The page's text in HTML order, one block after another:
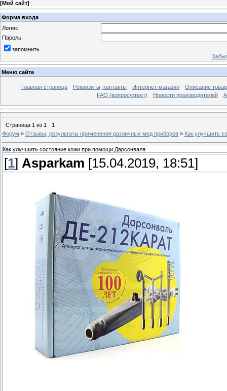
[Мой сайт]
Форма входа
Логин:
Пароль:
запомнить
Меню сайта
Главная страница Реквизиты, контакты Интернет-магазин
Описание
FAQ (вопрос/ответ)
Новости производителей
Страница 1 из 1
1
Форум » Отзывы, результаты применения различных мед приборов » Как улучшить
Как улучшить состояние кожи при помощи Дарсонваля
[1] Asparkam [15.04.2019, 18:51]